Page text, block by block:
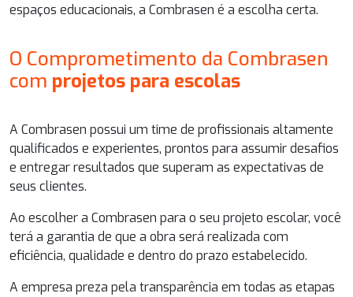
espaços educacionais, a Combrasen é a escolha certa.
O Comprometimento da Combrasen
com projetos para escolas
A Combrasen possui um time de profissionais altamente
qualificados e experientes, prontos para assumir desafios
e entregar resultados que superam as expectativas de
seus clientes.
Ao escolher a Combrasen para o seu projeto escolar, você
terá a garantia de que a obra será realizada com
eficiência, qualidade e dentro do prazo estabelecido.
A empresa preza pela transparência em todas as etapas